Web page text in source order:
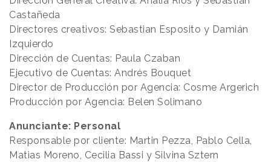
Castañeda
Directores creativos: Sebastian Esposito y Damián
Izquierdo
Dirección de Cuentas: Paula Czaban
Ejecutivo de Cuentas: Andrés Bouquet
Director de Producción por Agencia: Cosme Argerich
Producción por Agencia: Belen Solimano
Anunciante: Personal
Responsable por cliente: Martin Pezza, Pablo Cella,
Matias Moreno, Cecilia Bassi y Silvina Sztern